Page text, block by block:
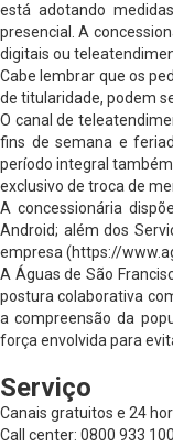
está adotando
presencial. A
digitais ou
Cabe lembrar que os
de titularidade, podem
O canal de
fins de semana e
período integral
exclusivo de troca de
A concessionária
Android; além dos
empresa (https://
A Águas de São
postura colaborativa
a compreensão da
força envolvida para
Serviço
Canais gratuitos e 24
Call center: 0800 933